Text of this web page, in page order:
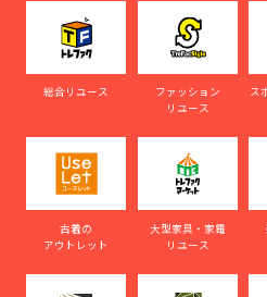
総合リユース
ファッション
リユース
ス
古着の
アウトレット
大型家具・家電
リユース